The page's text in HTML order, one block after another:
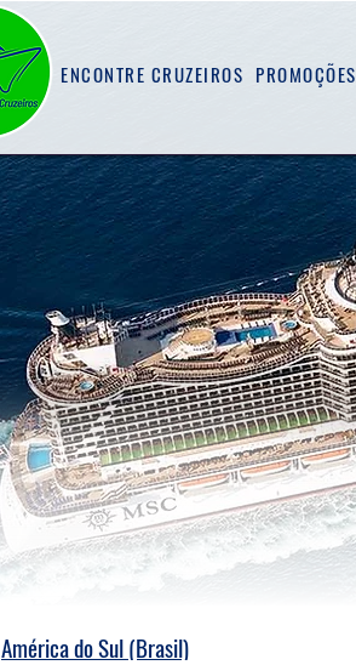
ENCONTRE CRUZEIROS PROMOÇÕES
América do Sul (Brasil)